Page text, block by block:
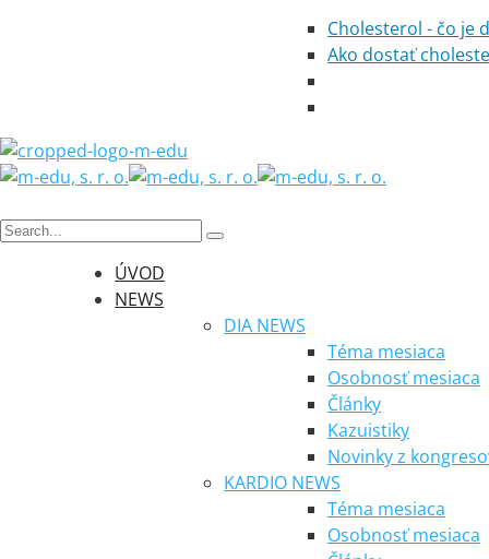
Cholesterol - čo je
Ako dostať
ÚVOD
NEWS
DIA NEWS
Téma mesiaca
Osobnosť mesiaca
Články
Kazuistiky
Novinky z
KARDIO NEWS
Téma mesiaca
Osobnosť mesiaca